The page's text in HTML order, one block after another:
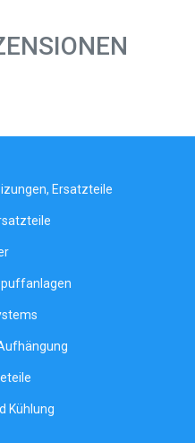
Ersatzteile
Kühlung